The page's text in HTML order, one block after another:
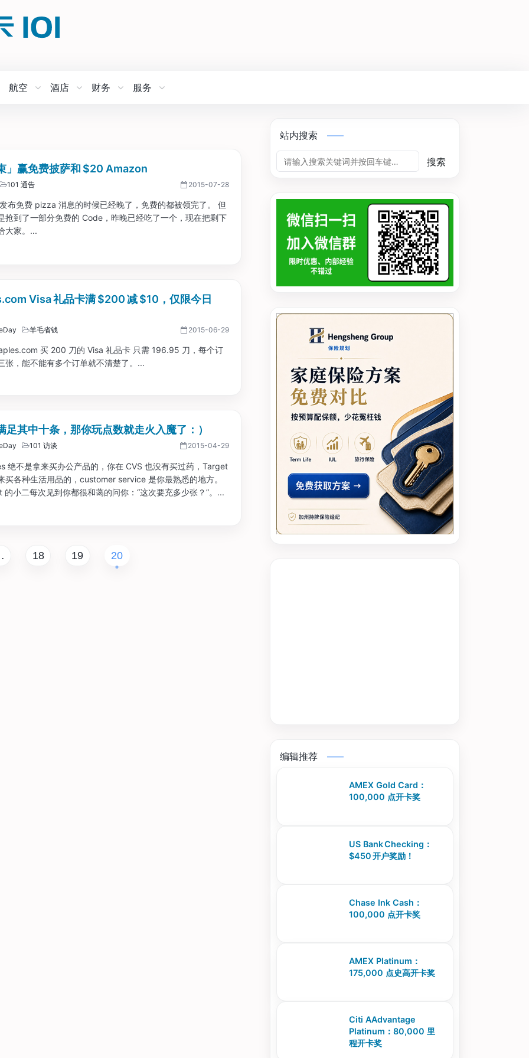
航空 酒店 财务 服务
」赢免费披萨和 $20 Amazon
101 通告 2015-07-28
布免费 pizza 消息的时候已经晚了，免费的都被领完了。 但
抢到了一部分免费的 Code，昨晚已经吃了一个，现在把剩下
大家。...
Visa 礼品卡满 $200 减 $10，仅限今日
羊毛省钱 2015-06-29
买 200 刀的 Visa 礼品卡 只需 196.95 刀，每个订
张，能不能有多个订单就不清楚了。...
足其中十条，那你玩点数就走火入魔了：）
101 访谈 2015-04-29
绝不是拿来买办公产品的，你在 CVS 也没有买过药，Target
买各种生活用品的，customer service 是你最熟悉的地方。
小二每次见到你都很和蔼的问你：“这次要充多少张？”。...
18 19 20
站内搜索
搜索
编辑推荐
AMEX Gold Card：
100,000 点开卡奖
US Bank Checking：
$450 开户奖励！
Chase Ink Cash：
100,000 点开卡奖
AMEX Platinum：
175,000 点史高开卡奖
Citi AAdvantage
Platinum：80,000 里
程开卡奖